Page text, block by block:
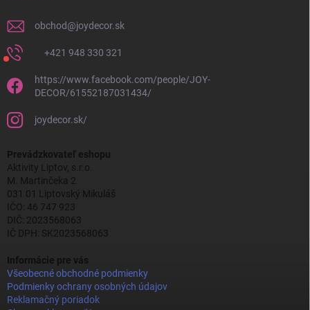
obchod@joydecor.sk
+421 948 330 321
https://www.facebook.com/people/JOY-
DECOR/61552187031434/
joydecor.sk/
Prevádzkovateľ eshopu
Aktivity Liptov, s.r.o.
M. Martinčeka 2
031 01 Liptovský Mikuláš
IČO: 46 747 923
DIČ: 2023568063
IČ DPH: SK2023568063
Informácie pre vás
Všeobecné obchodné podmienky
Podmienky ochrany osobných údajov
Reklamačný poriadok